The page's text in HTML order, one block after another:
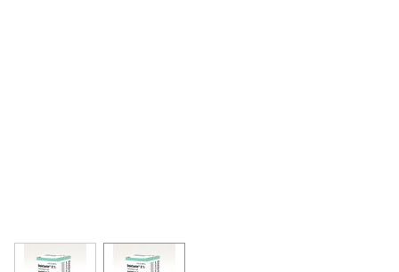
View larger imageView larger image